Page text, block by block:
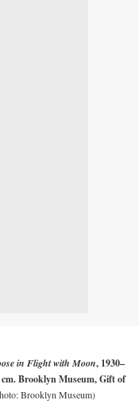
in Flight with Moon, 1930–
Brooklyn Museum, Gift of
Brooklyn Museum)